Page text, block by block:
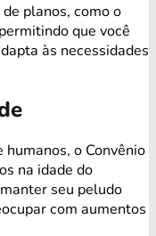
planos, como o
que você
às necessidades
o Convênio
na idade do
seu peludo
com aumentos